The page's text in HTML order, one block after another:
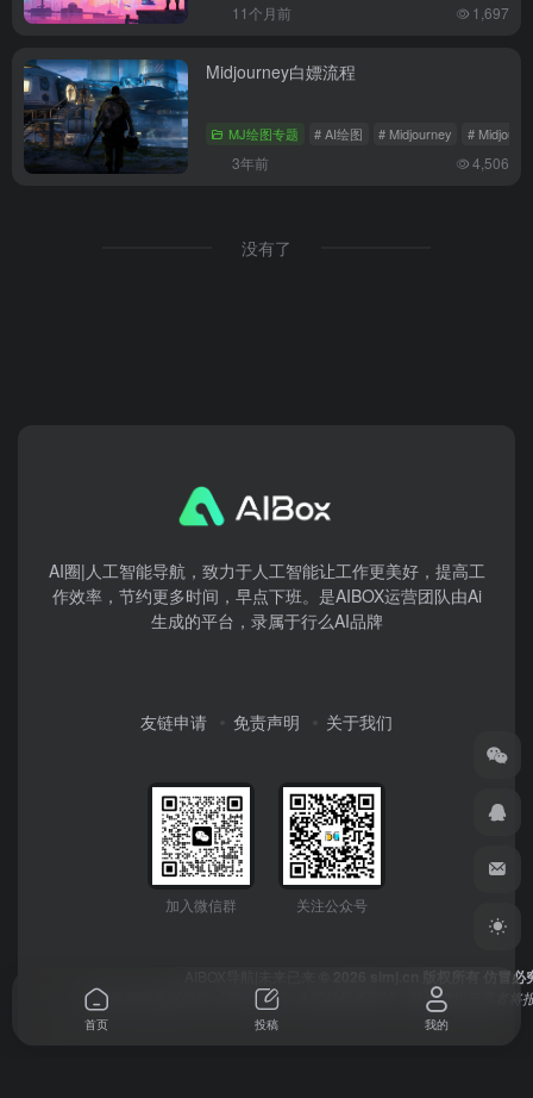
11个月前 1,697
Midjourney白嫖流程
MJ绘图专题 # AI绘图 # Midjourney #
3年前 4,506
没有了
AI圈|人工智能导航，致力于人工智能让工作更美好，提高工
作效率，节约更多时间，早点下班。是AIBOX运营团队由Ai
生成的平台，录属于行么AI品牌
友链申请 免责声明 关于我们
加入微信群 关注公众号
© 2026 simj.cn 版权所有 仿冒必
本网站所有数据均受《著作权法》及授权作者保护，数据侵权严重者将
首页 投稿 我的